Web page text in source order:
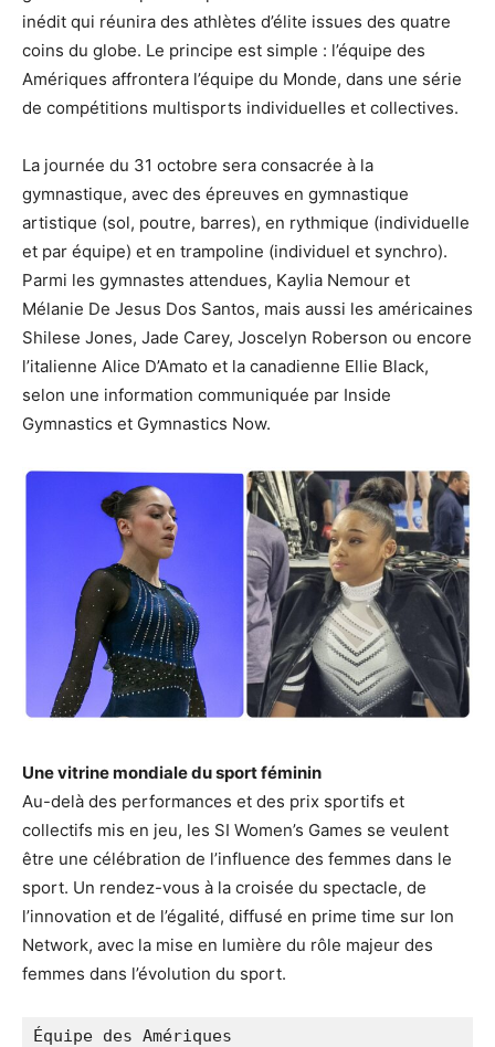
inédit qui réunira des athlètes d’élite issues des quatre
coins du globe. Le principe est simple : l’équipe des
Amériques affrontera l’équipe du Monde, dans une série
de compétitions multisports individuelles et collectives.
La journée du 31 octobre sera consacrée à la
gymnastique, avec des épreuves en gymnastique
artistique (sol, poutre, barres), en rythmique (individuelle
et par équipe) et en trampoline (individuel et synchro).
Parmi les gymnastes attendues, Kaylia Nemour et
Mélanie De Jesus Dos Santos, mais aussi les américaines
Shilese Jones, Jade Carey, Joscelyn Roberson ou encore
l’italienne Alice D’Amato et la canadienne Ellie Black,
selon une information communiquée par Inside
Gymnastics et Gymnastics Now.
Une vitrine mondiale du sport féminin
Au-delà des performances et des prix sportifs et
collectifs mis en jeu, les SI Women’s Games se veulent
être une célébration de l’influence des femmes dans le
sport. Un rendez-vous à la croisée du spectacle, de
l’innovation et de l’égalité, diffusé en prime time sur Ion
Network, avec la mise en lumière du rôle majeur des
femmes dans l’évolution du sport.
Équipe des Amériques